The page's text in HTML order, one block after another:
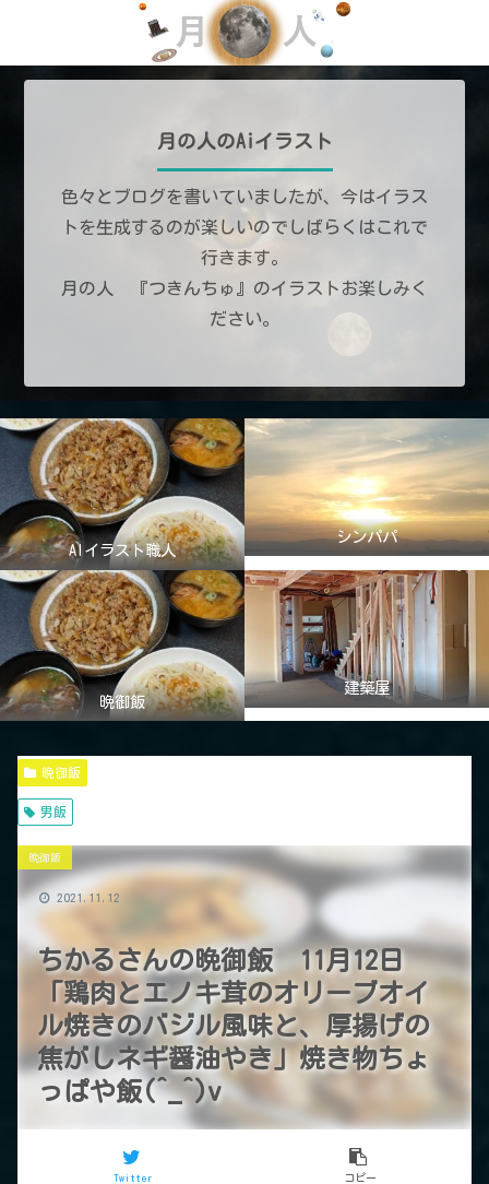
月の人のAiイラスト
色々とブログを書いていましたが、今はイラス
トを生成するのが楽しいのでしばらくはこれで
行きます。
月の人 『つきんちゅ』のイラストお楽しみく
ださい。
AIイラスト職人
シンパパ
晩御飯
建築屋
晩御飯
男飯
ちかるさんの晩御飯 11月12日
「鶏肉とエノキ茸のオリーブオイ
ル焼きのバジル風味と、厚揚げの
焦がしネギ醤油やき」焼き物ちょ
っぱや飯(^_^)v
晩御飯
Twitter コピー
2021.11.12